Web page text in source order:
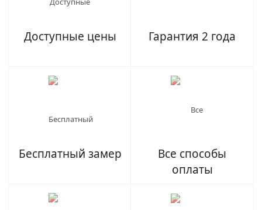
Доступные цены Гарантия 2 года
Бесплатный замер
Все способы
оплаты